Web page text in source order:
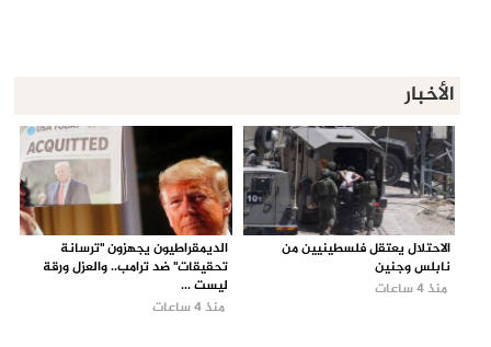
الأخبار
الاحتلال يعتقل فلسطينيين من
نابلس وجنين
منذ 4 ساعات
الديمقراطيون يجهزون "ترسانة
تحقيقات" ضد ترامب.. والعزل ورقة
ليست ...
منذ 4 ساعات